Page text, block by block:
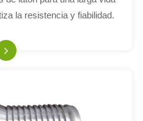
la resistencia y fiabilidad.